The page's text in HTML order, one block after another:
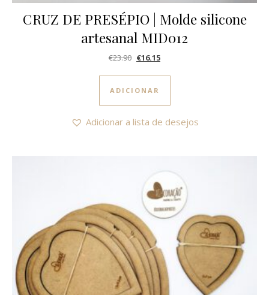
CRUZ DE PRESÉPIO | Molde silicone
artesanal MID012
€23.90 O preço original era: €23.90.
€16.15O preço atual é: €16.15.
ADICIONAR
Adicionar a lista de desejos